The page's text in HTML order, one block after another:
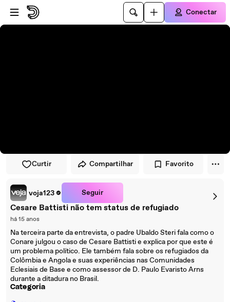
Pular para o player
Ir para o conteúdo principal
Conectar
Curtir Compartilhar Favorito
voja123 Seguir
Cesare Battisti não tem status de refugiado
há 15 anos
Na terceira parte da entrevista, o padre Ubaldo Steri fala como o
Conare julgou o caso de Cesare Battisti e explica por que este é
um problema político. Ele também fala sobre os refugiados da
Colômbia e Angola e suas experiências nas Comunidades
Eclesiais de Base e como assessor de D. Paulo Evaristo Arns
durante a ditadura no Brasil.
Categoria